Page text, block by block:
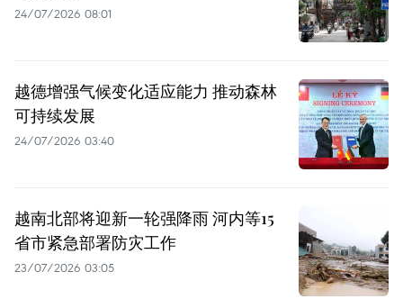
24/07/2026 08:01
越德增强气候变化适应能力 推动森林
可持续发展
24/07/2026 03:40
越南北部将迎新一轮强降雨 河内等15
省市紧急部署防灾工作
23/07/2026 03:05